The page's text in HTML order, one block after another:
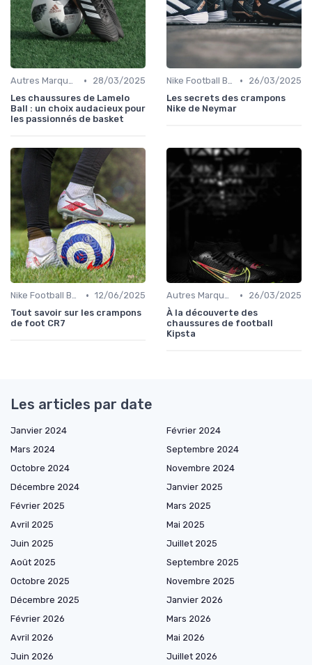
Autres Marques •
28/03/2025
Les chaussures de Lamelo
Ball : un choix audacieux pour
les passionnés de basket
Nike Football Boots •
26/03/2025
Les secrets des crampons
Nike de Neymar
Nike Football Boots • 12/06/2025
Tout savoir sur les crampons
de foot CR7
Autres Marques •
26/03/2025
À la découverte des
chaussures de football
Kipsta
Les articles par date
Janvier 2024
Février 2024
Mars 2024
Septembre 2024
Octobre 2024
Novembre 2024
Décembre 2024
Janvier 2025
Février 2025
Mars 2025
Avril 2025
Mai 2025
Juin 2025
Juillet 2025
Août 2025
Septembre 2025
Octobre 2025
Novembre 2025
Décembre 2025
Janvier 2026
Février 2026
Mars 2026
Avril 2026
Mai 2026
Juin 2026
Juillet 2026